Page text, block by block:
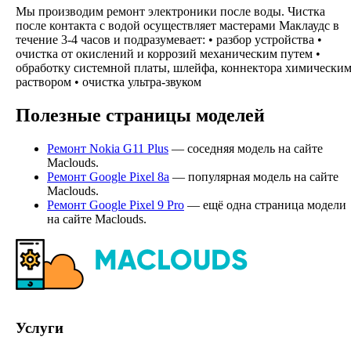
Мы производим ремонт электроники после воды. Чистка
после контакта с водой осуществляет мастерами Маклаудс в
течение 3-4 часов и подразумевает: • разбор устройства •
очистка от окислений и коррозий механическим путем •
обработку системной платы, шлейфа, коннектора химическим
раствором • очистка ультра-звуком
Полезные страницы моделей
Ремонт Nokia G11 Plus — соседняя модель на сайте
Maclouds.
Ремонт Google Pixel 8a — популярная модель на сайте
Maclouds.
Ремонт Google Pixel 9 Pro — ещё одна страница модели
на сайте Maclouds.
Услуги